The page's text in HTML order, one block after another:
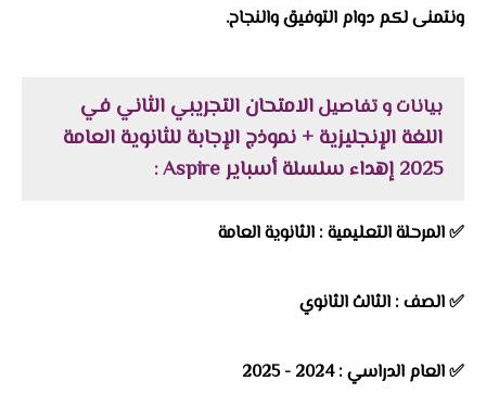
ونتمنى لكم دوام التوفيق والنجاح.
بيانات و تفاصيلالامتحان التجريبي الثاني في
اللغة الإنجليزية + نموذج الإجابة للثانوية العامة
2025 إهداء سلسلة أسباير Aspire
:
✅المرحلة التعليمية : الثانوية العامة
✅الصف : الثالث الثانوي
✅العام الدراسي :2024 - 2025